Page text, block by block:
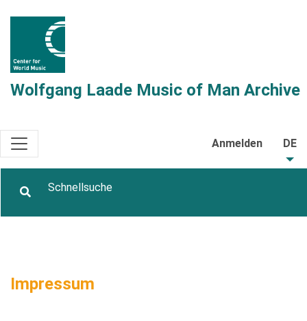
Wolfgang Laade Music of Man Archive
Anmelden DE
Impressum